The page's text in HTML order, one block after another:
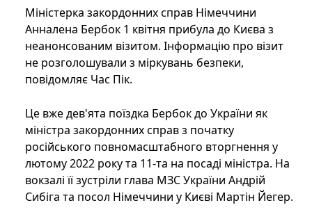
Міністерка закордонних справ Німеччини
Анналена Бербок 1 квітня прибула до Києва з
неанонсованим візитом. Інформацію про візит
не розголошували з міркувань безпеки,
повідомляє Час Пік.
Це вже дев'ята поїздка Бербок до України як
міністра закордонних справ з початку
російського повномасштабного вторгнення у
лютому 2022 року та 11-та на посаді міністра. На
вокзалі її зустріли глава МЗС України Андрій
Сибіга та посол Німеччини у Києві Мартін Йегер.